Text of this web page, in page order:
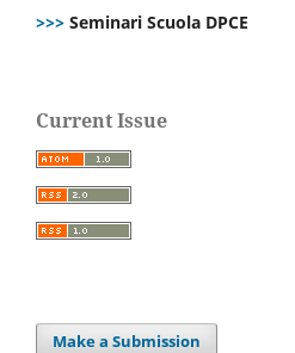
>>> Seminari Scuola DPCE
Current Issue
Make a Submission